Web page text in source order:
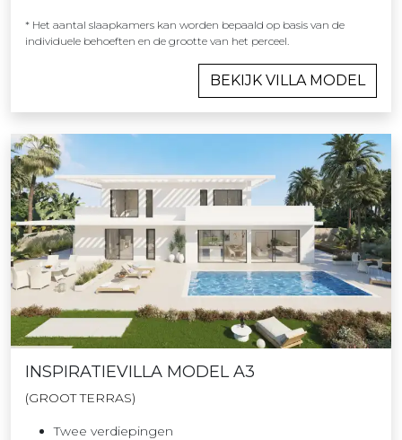
* Het aantal slaapkamers kan worden bepaald op basis van de
individuele behoeften en de grootte van het perceel.
BEKIJK VILLA MODEL
INSPIRATIEVILLA MODEL A3
(GROOT TERRAS)
Twee verdiepingen